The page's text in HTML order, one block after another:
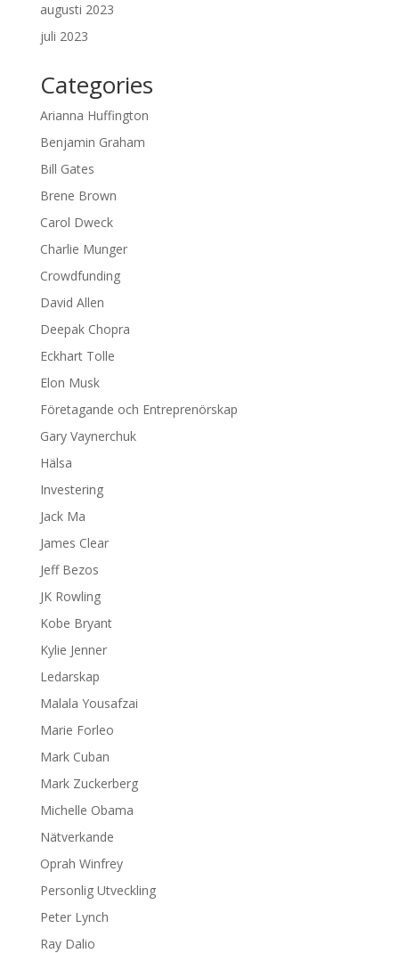
augusti 2023
juli 2023
Categories
Arianna Huffington
Benjamin Graham
Bill Gates
Brene Brown
Carol Dweck
Charlie Munger
Crowdfunding
David Allen
Deepak Chopra
Eckhart Tolle
Elon Musk
Företagande och Entreprenörskap
Gary Vaynerchuk
Hälsa
Investering
Jack Ma
James Clear
Jeff Bezos
JK Rowling
Kobe Bryant
Kylie Jenner
Ledarskap
Malala Yousafzai
Marie Forleo
Mark Cuban
Mark Zuckerberg
Michelle Obama
Nätverkande
Oprah Winfrey
Personlig Utveckling
Peter Lynch
Ray Dalio